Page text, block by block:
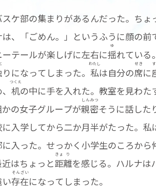
スケ部の集まりがあるんだった。ちょ
、「ごめん。」というふうに顔の
ーテールが楽しげに左右に揺
ゆ
れている。
りになってしまった。 私
わたし
は自分の席
せき
に
机
つくえ
の中に手を入れた。教室を見わた
かの女子グループが親
しん
密
みつ
そうに話した
入学してから二か月半がたった。私
入った。せっかく小学生のころか
はちょっと距
きょ
離
り
を感じる。ハルナは
存
そん
在
ざい
になってしまった。